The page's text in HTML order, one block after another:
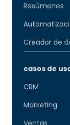
Resúmenes
Creador de
casos de
CRM
Marketing
Ventas